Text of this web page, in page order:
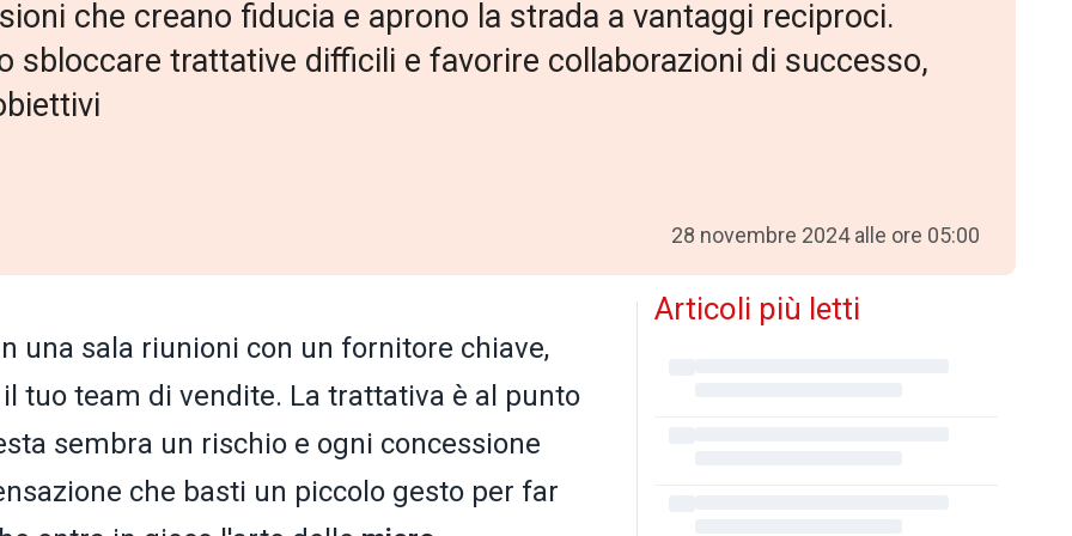
che creano fiducia e aprono la strada a vantaggi reciproci.
sbloccare trattative difficili e favorire collaborazioni di successo,
28 novembre 2024 alle ore 05:00
una sala riunioni con un fornitore chiave,
tuo team di vendite. La trattativa è al punto
sembra un rischio e ogni concessione
che basti un piccolo gesto per far
Articoli più letti